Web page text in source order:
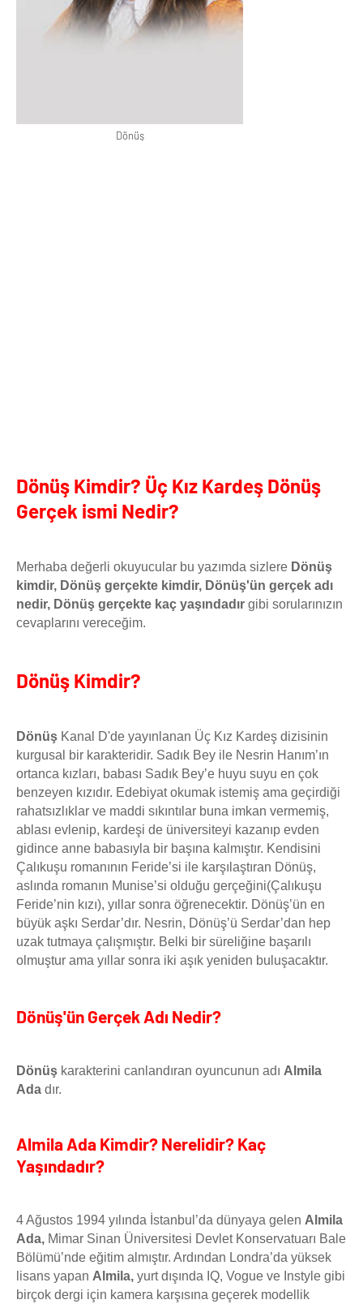
Dönüş
Dönüş Kimdir? Üç Kız Kardeş Dönüş
Gerçek ismi Nedir?
Merhaba değerli okuyucular bu yazımda sizlere Dönüş
kimdir, Dönüş gerçekte kimdir, Dönüş'ün gerçek adı
nedir, Dönüş gerçekte kaç yaşındadır gibi sorularınızın
cevaplarını vereceğim.
Dönüş Kimdir?
Dönüş Kanal D'de yayınlanan Üç Kız Kardeş dizisinin
kurgusal bir karakteridir. Sadık Bey ile Nesrin Hanım’ın
ortanca kızları, babası Sadık Bey’e huyu suyu en çok
benzeyen kızıdır. Edebiyat okumak istemiş ama geçirdiği
rahatsızlıklar ve maddi sıkıntılar buna imkan vermemiş,
ablası evlenip, kardeşi de üniversiteyi kazanıp evden
gidince anne babasıyla bir başına kalmıştır. Kendisini
Çalıkuşu romanının Feride’si ile karşılaştıran Dönüş,
aslında romanın Munise’si olduğu gerçeğini(Çalıkuşu
Feride’nin kızı), yıllar sonra öğrenecektir. Dönüş’ün en
büyük aşkı Serdar’dır. Nesrin, Dönüş’ü Serdar’dan hep
uzak tutmaya çalışmıştır. Belki bir süreliğine başarılı
olmuştur ama yıllar sonra iki aşık yeniden buluşacaktır.
Dönüş'ün Gerçek Adı Nedir?
Dönüş karakterini canlandıran oyuncunun adı Almila
Ada dır.
Almila Ada Kimdir? Nerelidir? Kaç
Yaşındadır?
4 Ağustos 1994 yılında İstanbul’da dünyaya gelen Almila
Ada, Mimar Sinan Üniversitesi Devlet Konservatuarı Bale
Bölümü’nde eğitim almıştır. Ardından Londra’da yüksek
lisans yapan Almila, yurt dışında IQ, Vogue ve Instyle gibi
birçok dergi için kamera karşısına geçerek modellik